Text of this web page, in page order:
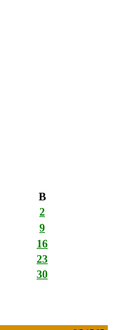
В
2
9
16
23
30